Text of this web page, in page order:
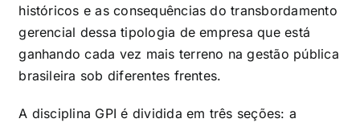
históricos e as consequências do transbordamento
gerencial dessa tipologia de empresa que está
ganhando cada vez mais terreno na gestão pública
brasileira sob diferentes frentes.
A disciplina GPI é dividida em três seções: a